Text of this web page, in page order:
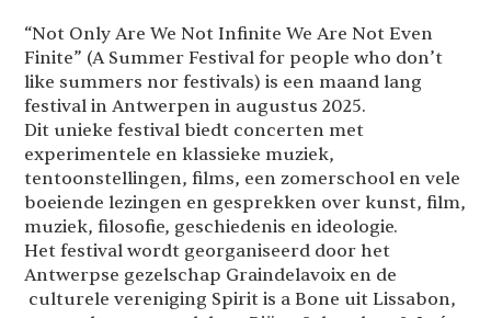
“Not Only Are We Not Infinite We Are Not Even
Finite” (A Summer Festival for people who don’t
like summers nor festivals) is een maand lang
festival in Antwerpen in augustus 2025.
Dit unieke festival biedt concerten met
experimentele en klassieke muziek,
tentoonstellingen, films, een zomerschool en vele
boeiende lezingen en gesprekken over kunst, film,
muziek, filosofie, geschiedenis en ideologie.
Het festival wordt georganiseerd door het
Antwerpse gezelschap Graindelavoix en de
culturele vereniging Spirit is a Bone uit Lissabon,